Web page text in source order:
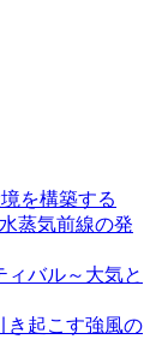
を構築する
蒸気前線の発
バル～大気と
き起こす強風の